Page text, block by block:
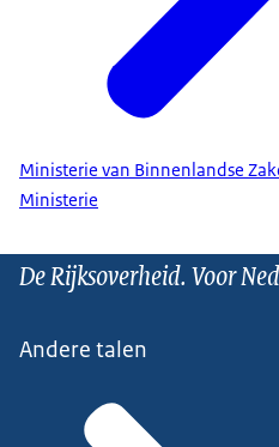
Ministerie van Binnenlandse
Ministerie
De Rijksoverheid. Voor
Andere talen